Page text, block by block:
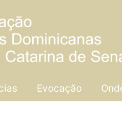
Evocação